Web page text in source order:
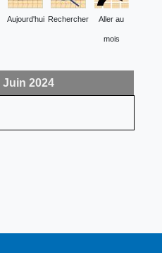
Aujourd'hui Rechercher Aller au
mois
Juin 2024